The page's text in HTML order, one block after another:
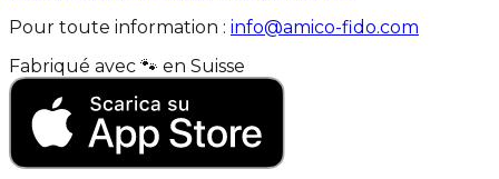
Pour toute information : info@amico-fido.com
Fabriqué avec 🐾 en Suisse